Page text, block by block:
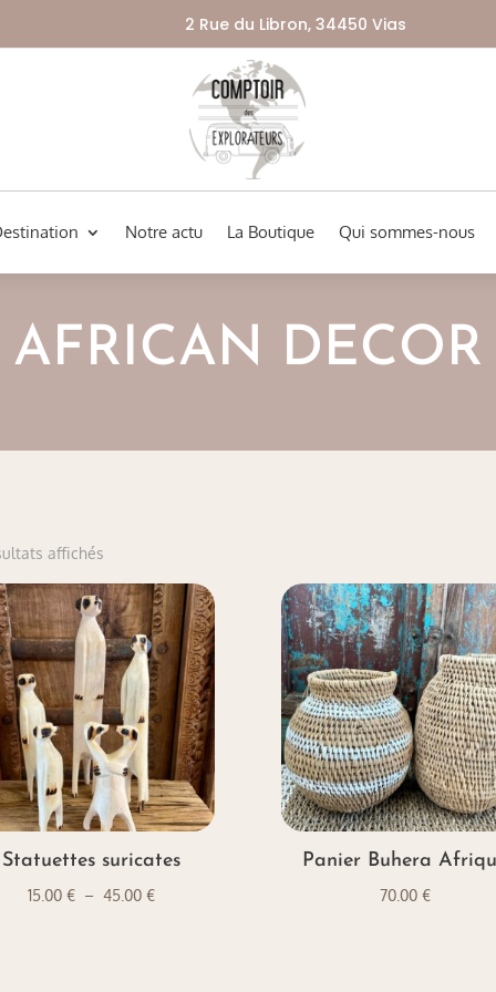
2 Rue du Libron, 34450 Vias
Notre actu La Boutique Qui sommes-nous
AFRICAN DECOR
affichésTrié
plus
récent
au
plus
ancien
Statuettes suricates
15.00 € – 45.00 €Plage
Panier Buhera
70.00 €